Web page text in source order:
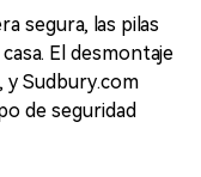
segura, las pilas
El desmontaje
y Sudbury.com
de seguridad